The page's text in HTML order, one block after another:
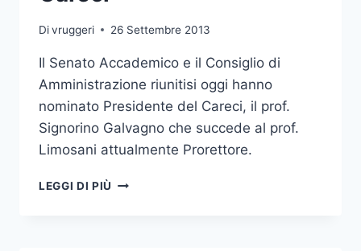
Divruggeri 26 Settembre 2013
Il Senato Accademico e il Consiglio di
Amministrazione riunitisi oggi hanno
nominato Presidente del Careci, il prof.
Signorino Galvagno che succede al prof.
Limosani attualmente Prorettore.
LEGGI DI PIÙ